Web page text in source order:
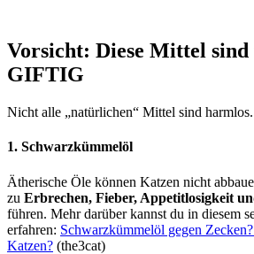
Vorsicht: Diese Mittel
GIFTIG
Nicht alle „natürlichen“ Mittel sind harmlos.
1. Schwarzkümmelöl
Ätherische Öle können Katzen nicht
zu Erbrechen, Fieber, Appetitlosigkeit
führen. Mehr darüber kannst du in diesem
erfahren: Schwarzkümmelöl gegen
Katzen? (the3cat)